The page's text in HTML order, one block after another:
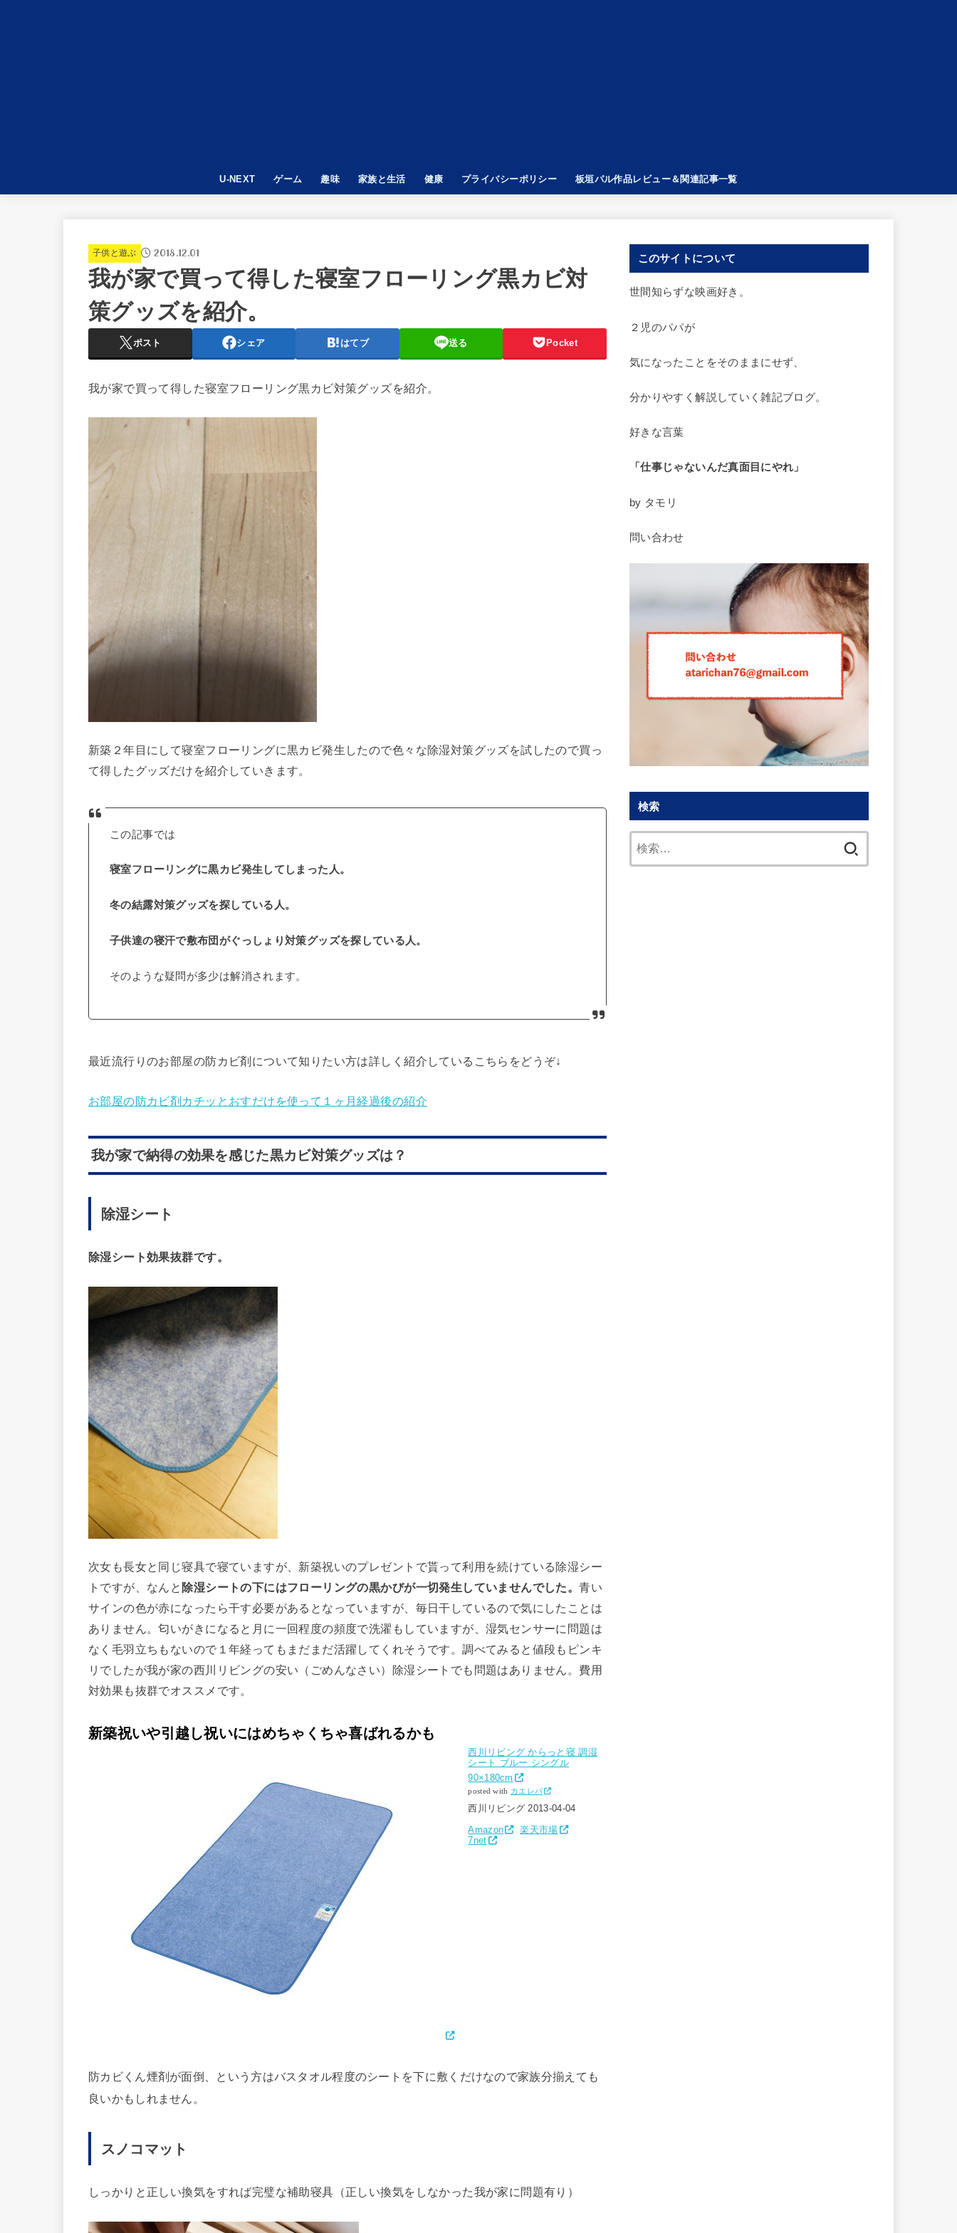
U-NEXT ゲーム 趣味 家族と生活 健康 プライバシーポリシー 板垣パル作品レビュー＆関連記事一覧
子供と遊ぶ 2018.12.01
我が家で買って得した寝室フローリング黒カビ対
策グッズを紹介。
ポスト シェア はてブ 送る Pocket
我が家で買って得した寝室フローリング黒カビ対策グッズを紹介。
新築２年目にして寝室フローリングに黒カビ発生したので色々な除湿対策グッズを試したので買っ
て得したグッズだけを紹介していきます。
この記事では
寝室フローリングに黒カビ発生してしまった人。
冬の結露対策グッズを探している人。
子供達の寝汗で敷布団がぐっしょり対策グッズを探している人。
そのような疑問が多少は解消されます。
最近流行りのお部屋の防カビ剤について知りたい方は詳しく紹介しているこちらをどうぞ↓
お部屋の防カビ剤カチッとおすだけを使って１ヶ月経過後の紹介
我が家で納得の効果を感じた黒カビ対策グッズは？
除湿シート
除湿シート効果抜群です。
次女も長女と同じ寝具で寝ていますが、新築祝いのプレゼントで貰って利用を続けている除湿シー
トですが、なんと 除湿シートの下にはフローリングの黒かびが一切発生していませんでした。青い
サインの色が赤になったら干す必要があるとなっていますが、毎日干しているので気にしたことは
ありません。匂いがきになると月に一回程度の頻度で洗濯もしていますが、湿気センサーに問題は
なく毛羽立ちもないので１年経ってもまだまだ活躍してくれそうです。調べてみると値段もピンキ
リでしたが我が家の西川リビングの安い（ごめんなさい）除湿シートでも問題はありません。費用
対効果も抜群でオススメです。
新築祝いや引越し祝いにはめちゃくちゃ喜ばれるかも
西川リビング からっと寝 調湿
シート ブルー シングル
90×180cm
posted with カエレバ
西川リビング 2013-04-04
Amazon
楽天市場
7net
防カビくん煙剤が面倒、という方はバスタオル程度のシートを下に敷くだけなので家族分揃えても
良いかもしれません。
スノコマット
しっかりと正しい換気をすれば完璧な補助寝具（正しい換気をしなかった我が家に問題有り）
このサイトについて
世間知らずな映画好き。
２児のパパが
気になったことをそのままにせず、
分かりやすく解説していく雑記ブログ。
好きな言葉
「仕事じゃないんだ真面目にやれ」
by タモリ
問い合わせ
検索